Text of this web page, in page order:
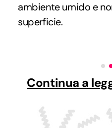
ambiente umido e
superficie.
Continua a